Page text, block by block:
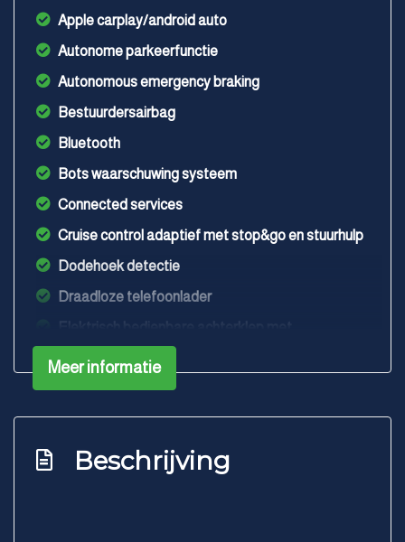
Apple carplay/android auto
Autonome parkeerfunctie
Autonomous emergency braking
Bestuurdersairbag
Bluetooth
Bots waarschuwing systeem
Connected services
Cruise control adaptief met stop&go en stuurhulp
Dodehoek detectie
Draadloze telefoonlader
sensorsturing
Keyless start
Meer informatie
Beschrijving